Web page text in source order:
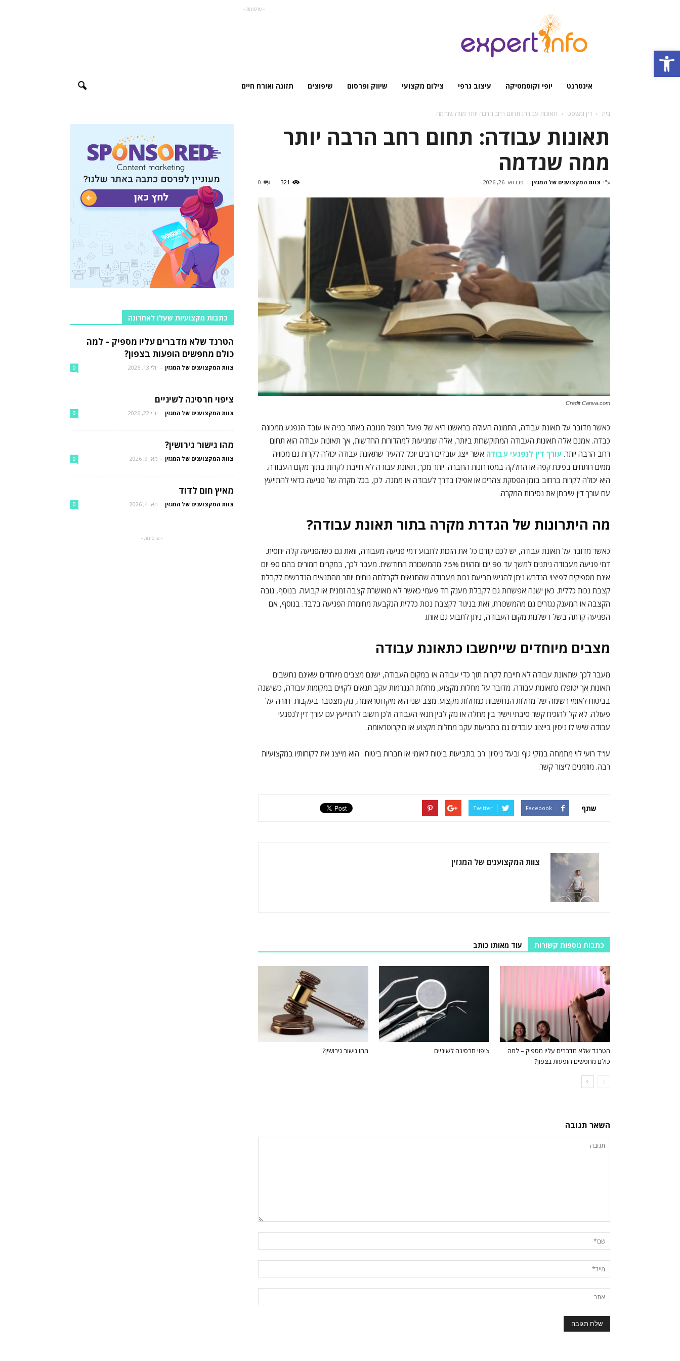
Open toolbar
- פרסומת -
אינטרנט יופי וקוסמטיקה עיצוב גרפי צילום מקצועי שיווק ופרסום שיפוצים תזונה ואורח חיים
בית דין ומשפט תאונות עבודה: תחום רחב הרבה יותר ממה שנדמה
תאונות עבודה: תחום רחב הרבה יותר
ממה שנדמה
ע"י צוות המקצוענים של המגזין - פברואר 26, 2026 0 321
Credit Canva.com
כאשר מדובר על תאונת עבודה, התמונה העולה בראשנו היא של פועל הנופל מגובה באתר בניה או עובד הנפגע ממכונה
כבדה. אמנם אלה תאונות העבודה המתוקשרות ביותר, אלה שמגיעות למהדורות החדשות, אך תאונות עבודה הוא תחום
רחב הרבה יותר. עורך דין לנפגעי עבודה אשר ייצג עובדים רבים יוכל להעיד שתאונת עבודה יכולה לקרות גם מכוויה
ממים רותחים בפינת קפה או החלקה במסדרונות החברה. יותר מכך, תאונת עבודה לא חייבת לקרות בתוך מקום העבודה.
היא יכולה לקרות ברחוב בזמן הפסקת צהרים או אפילו בדרך לעבודה או ממנה. לכן, בכל מקרה של פגיעה כדאי להתייעץ
עם עורך דין שיבחן את נסיבות המקרה.
מה היתרונות של הגדרת מקרה בתור תאונת עבודה?
כאשר מדובר על תאונת עבודה, יש לכם קודם כל את הזכות לתבוע דמי פגיעה מעבודה, וזאת גם כשהפגיעה קלה יחסית.
דמי פגיעה מעבודה ניתנים למשך עד 90 יום ומהווים 75% מהמשכורת החודשית. מעבר לכך, במקרים חמורים בהם 90 יום
אינם מספיקים לפיצוי הנדרש ניתן להגיש תביעת נכות מעבודה שהתנאים לקבלתה נוחים יותר מהתנאים הנדרשים לקבלת
קצבת נכות כללית. כאן ישנה אפשרות גם לקבלת מענק חד פעמי כאשר לא מאושרת קצבה זמנית או קבועה. בנוסף, גובה
הקצבה או המענק נגזרים גם מהמשכורת, זאת בניגוד לקצבת נכות כללית הנקבעת מחומרת הפגיעה בלבד. בנוסף, אם
הפגיעה קרתה בשל רשלנות מקום העבודה, ניתן לתבוע גם אותו.
מצבים מיוחדים שייחשבו כתאונת עבודה
מעבר לכך שתאונת עבודה לא חייבת לקרות תוך כדי עבודה או במקום העבודה, ישנם מצבים מיוחדים שאינם נחשבים
תאונות אך יטופלו כתאונות עבודה. מדובר על מחלות מקצוע, מחלות הנגרמות עקב תנאים לקויים במקומות עבודה, כשישנה
בביטוח לאומי רשימה של מחלות הנחשבות כמחלות מקצוע. מצב שני הוא מיקרוטראומה, נזק מצטבר בעקבות חזרה על
פעולה. לא קל להוכיח קשר סיבתי וישיר בין מחלה או נזק לבין תנאי העבודה ולכן חשוב להתייעץ עם עורך דין לנפגעי
עבודה שיש לו ניסיון בייצוג עובדים גם בתביעות עקב מחלות מקצוע או מיקרוטראומה.
עו"ד רועי לוי מתמחה בנזקי גוף ובעל ניסיון רב בתביעות ביטוח לאומי או חברות ביטוח. הוא מייצג את לקוחותיו במקצועיות
רבה. מוזמנים ליצור קשר.
שתף Facebook
Twitter
צוות המקצוענים של המגזין
כתבות נוספות קשורות עוד מאותו כותב
הטרנד שלא מדברים עליו מספיק – למה
כולם מחפשים הופעות בצפון?
ציפוי חרסינה לשיניים מהו גישור גירושין?
השאר תגובה
כתבות מקצועיות שעלו לאחרונה
הטרנד שלא מדברים עליו מספיק – למה
כולם מחפשים הופעות בצפון?
צוות המקצוענים של המגזין - יולי 13, 2026 0
ציפוי חרסינה לשיניים
צוות המקצוענים של המגזין - יוני 22, 2026 0
מהו גישור גירושין?
צוות המקצוענים של המגזין - מאי 9, 2026 0
מאיץ חום לדוד
צוות המקצוענים של המגזין - מאי 4, 2026 0
- פרסומת -